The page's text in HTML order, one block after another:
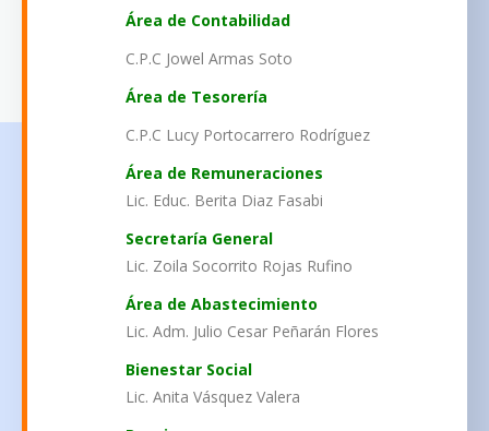
Área de Contabilidad
C.P.C Jowel Armas Soto
Área de Tesorería
C.P.C Lucy Portocarrero Rodríguez
Área de Remuneraciones
Lic. Educ. Berita Diaz Fasabi
Secretaría General
Lic. Zoila Socorrito Rojas Rufino
Área de Abastecimiento
Lic. Adm. Julio Cesar Peñarán Flores
Bienestar Social
Lic. Anita Vásquez Valera